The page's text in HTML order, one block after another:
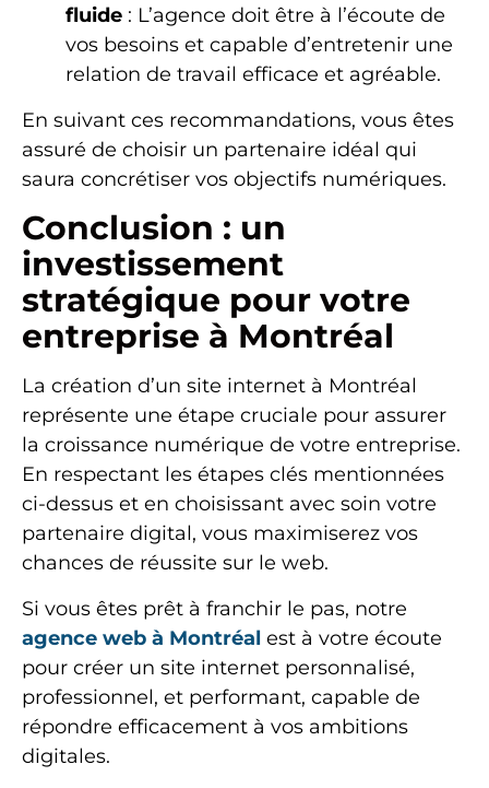
fluide : L’agence doit être à l’écoute de
vos besoins et capable d’entretenir une
relation de travail efficace et agréable.
En suivant ces recommandations, vous êtes
assuré de choisir un partenaire idéal qui
saura concrétiser vos objectifs numériques.
Conclusion : un
investissement
stratégique pour votre
entreprise à Montréal
La création d’un site internet à Montréal
représente une étape cruciale pour assurer
la croissance numérique de votre entreprise.
En respectant les étapes clés mentionnées
ci-dessus et en choisissant avec soin votre
partenaire digital, vous maximiserez vos
chances de réussite sur le web.
Si vous êtes prêt à franchir le pas, notre
agence web à Montréal est à votre écoute
pour créer un site internet personnalisé,
professionnel, et performant, capable de
répondre efficacement à vos ambitions
digitales.